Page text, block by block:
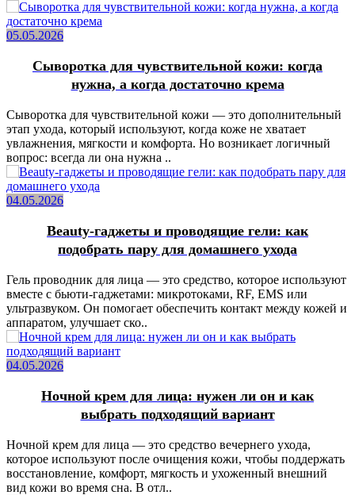
05.05.2026
Сыворотка для чувствительной кожи: когда
нужна, а когда достаточно крема
Сыворотка для чувствительной кожи — это дополнительный
этап ухода, который используют, когда коже не хватает
увлажнения, мягкости и комфорта. Но возникает логичный
вопрос: всегда ли она нужна ..
04.05.2026
Beauty-гаджеты и проводящие гели: как
подобрать пару для домашнего ухода
Гель проводник для лица — это средство, которое используют
вместе с бьюти-гаджетами: микротоками, RF, EMS или
ультразвуком. Он помогает обеспечить контакт между кожей и
аппаратом, улучшает ско..
04.05.2026
Ночной крем для лица: нужен ли он и как
выбрать подходящий вариант
Ночной крем для лица — это средство вечернего ухода,
которое используют после очищения кожи, чтобы поддержать
восстановление, комфорт, мягкость и ухоженный внешний
вид кожи во время сна. В отл..